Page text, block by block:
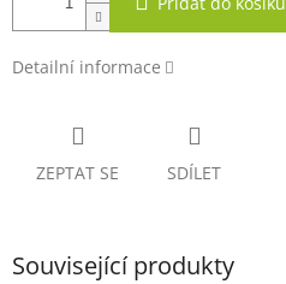
Detailní informace
ZEPTAT SE SDÍLET
Související produkty